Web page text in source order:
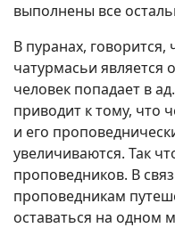
выполнены все
В пуранах,
чатурмасьи является
человек попадает в
приводит к тому, что
и его
увеличиваются. Так
проповедников. В
проповедникам
оставаться на одном